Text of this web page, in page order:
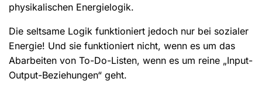
physikalischen Energielogik.
Die seltsame Logik funktioniert jedoch nur bei sozialer
Energie! Und sie funktioniert nicht, wenn es um das
Abarbeiten von To-Do-Listen, wenn es um reine „Input-
Output-Beziehungen“ geht.